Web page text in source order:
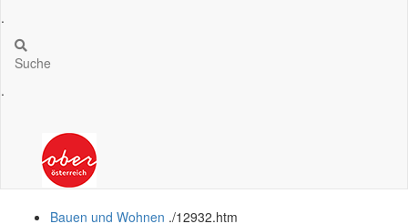
.
Suche
.
Bauen und Wohnen ./12932.htm